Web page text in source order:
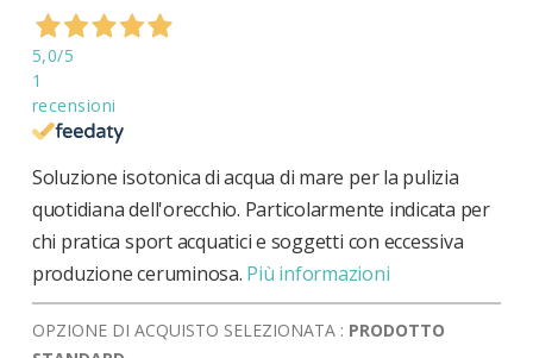
immagini
5,0/5
1
recensioni
Soluzione isotonica di acqua di mare per la pulizia
quotidiana dell'orecchio. Particolarmente indicata per
chi pratica sport acquatici e soggetti con eccessiva
produzione ceruminosa. Più informazioni
OPZIONE DI ACQUISTO SELEZIONATA : PRODOTTO